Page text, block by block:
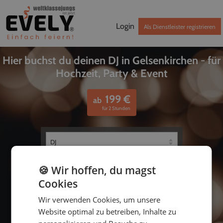
Login Als Dienstleister registrieren
Hier buchst du deinen DJ in Gelsenkirchen - für
Hochzeit, Party & Event
ab 199€
für 2 Stunden
bis
🍪 Wir hoffen, du magst
Cookies
Wir verwenden Cookies, um unsere
Website optimal zu betreiben, Inhalte zu